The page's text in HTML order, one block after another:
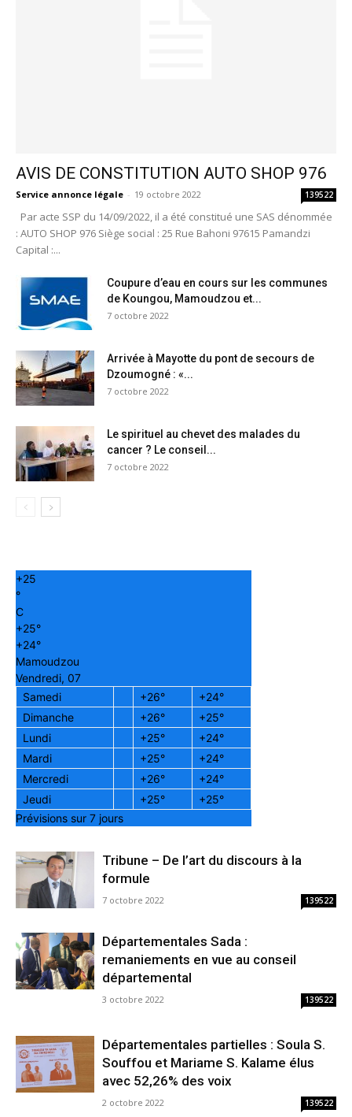
AVIS DE CONSTITUTION AUTO SHOP 976
Service annonce légale - 19 octobre 2022 139522
Par acte SSP du 14/09/2022, il a été constitué une SAS dénommée
: AUTO SHOP 976 Siège social : 25 Rue Bahoni 97615 Pamandzi
Capital :...
Coupure d’eau en cours sur les communes
de Koungou, Mamoudzou et...
7 octobre 2022
Arrivée à Mayotte du pont de secours de
Dzoumogné : «...
7 octobre 2022
Le spirituel au chevet des malades du
cancer ? Le conseil...
7 octobre 2022
+25
°
C
+25°
+24°
Mamoudzou
Vendredi, 07
Samedi
+26° +24°
Dimanche
+26° +25°
Lundi
+25° +24°
Mardi
+25° +24°
Mercredi
+26° +24°
Jeudi
+25° +25°
Prévisions sur 7 jours
Tribune – De l’art du discours à la
formule
7 octobre 2022 139522
Départementales Sada :
remaniements en vue au conseil
départemental
3 octobre 2022 139522
Départementales partielles : Soula S.
Souffou et Mariame S. Kalame élus
avec 52,26% des voix
2 octobre 2022 139522